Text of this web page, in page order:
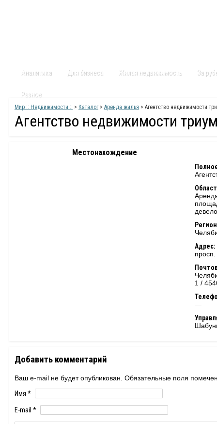
Аналитика Для бизнеса Жилая недвижимость За
Разное
Мир :: Недвижимости :: > Каталог> Аренда жилья > Агентство недвижимости
Агентство недвижимости
Местонахождение
Адрес:
1 /
—
Добавить комментарий
Ваш e-mail не будет опубликован. Обязательные поля
Имя *
E-mail *